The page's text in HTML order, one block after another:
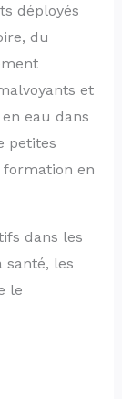
déployés
du
et
eau dans
petites
formation en
dans les
santé, les
le